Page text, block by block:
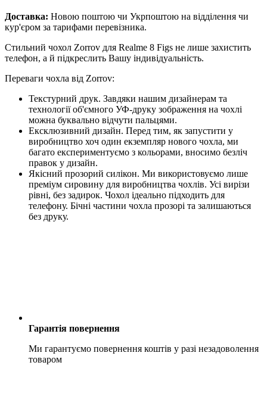
Доставка: Новою поштою чи Укрпоштою на відділення чи
кур'єром за тарифами перевізника.
Стильний чохол Zorrov для Realme 8 Figs не лише захистить
телефон, а й підкреслить Вашу індивідуальність.
Переваги чохла від Zorrov:
Текстурний друк. Завдяки нашим дизайнерам та
технології об'ємного УФ-друку зображення на чохлі
можна буквально відчути пальцями.
Ексклюзивний дизайн. Перед тим, як запустити у
виробництво хоч один екземпляр нового чохла, ми
багато експериментуємо з кольорами, вносимо безліч
правок у дизайн.
Якісний прозорий силікон. Ми використовуємо лише
преміум сировину для виробництва чохлів. Усі вирізи
рівні, без задирок. Чохол ідеально підходить для
телефону. Бічні частини чохла прозорі та залишаються
без друку.
Гарантія повернення
Ми гарантуємо повернення коштів у разі незадоволення
товаром